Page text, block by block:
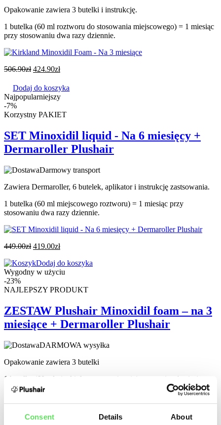
Consent Details About
Opakowanie zawiera 3 butelki i instrukcję.
1 butelka (60 ml roztworu do stosowania miejscowego) = 1 miesiąc
przy stosowaniu dwa razy dziennie.
506.90zł 424.90zł
Dodaj do koszyka
Najpopularniejszy
-7%
Korzystny PAKIET
SET Minoxidil liquid - Na 6 miesięcy +
Dermaroller Plushair
Darmowy transport
Zawiera Dermaroller, 6 butelek, aplikator i instrukcję zastsowania.
1 butelka (60 ml miejscowego roztworu) = 1 miesiąc przy
stosowaniu dwa razy dziennie.
449.00zł 419.00zł
Dodaj do koszyka
Wygodny w użyciu
-23%
NAJLEPSZY PRODUKT
ZESTAW Plushair Minoxidil foam – na 3
miesiące + Dermaroller Plushair
DARMOWA wysyłka
Opakowanie zawiera 3 butelki
1 butelka (60 ml pianki do stosowania miejscowego) = 1 miesiąc
przy stosowaniu dwa razy dziennie.